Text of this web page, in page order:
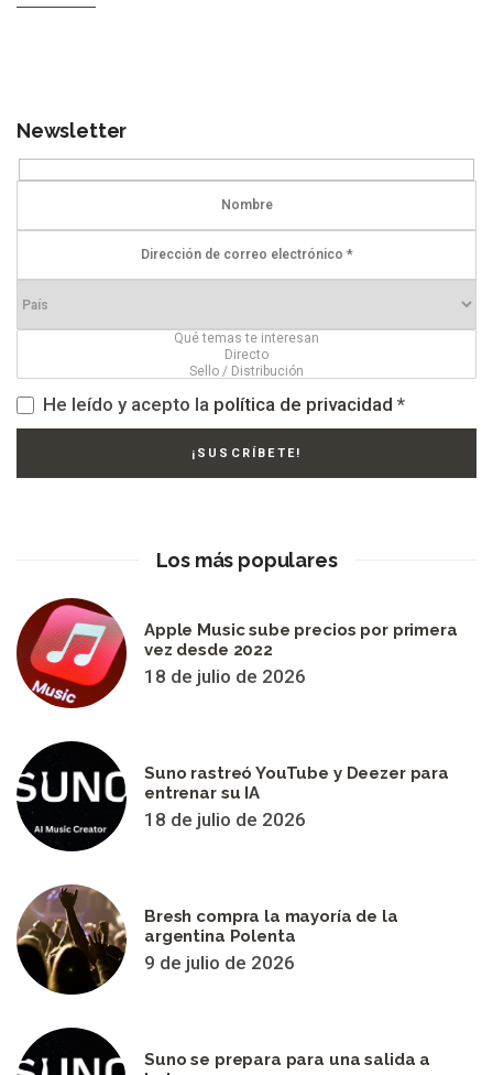
Newsletter
He leído y acepto la política de privacidad *
Los más populares
Apple Music sube precios por primera
vez desde 2022
18 de julio de 2026
Suno rastreó YouTube y Deezer para
entrenar su IA
18 de julio de 2026
Bresh compra la mayoría de la
argentina Polenta
9 de julio de 2026
Suno se prepara para una salida a